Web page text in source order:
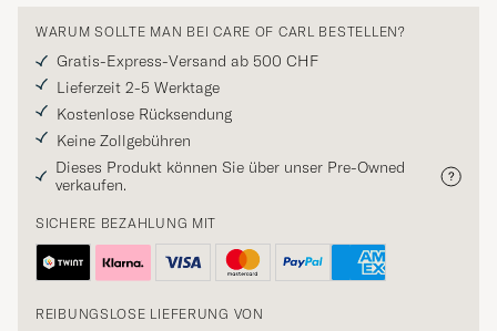
WARUM SOLLTE MAN BEI CARE OF CARL BESTELLEN?
Gratis-Express-Versand ab 500 CHF
Lieferzeit 2-5 Werktage
Kostenlose Rücksendung
Keine Zollgebühren
Dieses Produkt können Sie über unser Pre-Owned
verkaufen.
SICHERE BEZAHLUNG MIT
REIBUNGSLOSE LIEFERUNG VON